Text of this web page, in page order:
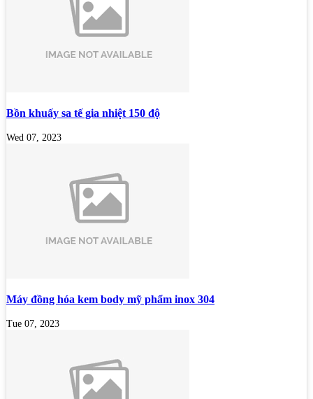
Bồn khuấy sa tế gia nhiệt 150 độ
Wed 07, 2023
Máy đồng hóa kem body mỹ phẩm inox 304
Tue 07, 2023